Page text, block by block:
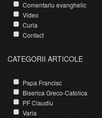
Comentariu evanghelic
Video
Curia
Contact
CATEGORII ARTICOLE
Papa Francisc
Biserica Greco-Catolica
PF Claudiu
Varia